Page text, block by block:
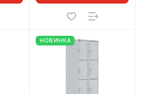
НОВИНКА